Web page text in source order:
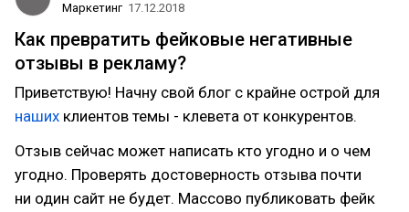
Маркетинг 17.12.2018
Как превратить фейковые негативные
отзывы в рекламу?
Приветствую! Начну свой блог с крайне острой для
наших клиентов темы - клевета от конкурентов.
Отзыв сейчас может написать кто угодно и о чем
угодно. Проверять достоверность отзыва почти
ни один сайт не будет. Массово публиковать фейк